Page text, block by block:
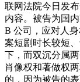
联网法院今日发
内容。被告为国
B 公司，应对人
案短剧时长较短
下，而双沉分属
肖像权和著做权
的，因为被告的